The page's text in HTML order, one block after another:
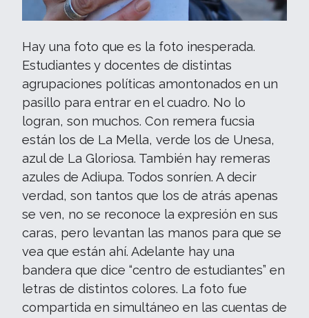
Hay una foto que es la foto inesperada.
Estudiantes y docentes de distintas
agrupaciones políticas amontonados en un
pasillo para entrar en el cuadro. No lo
logran, son muchos. Con remera fucsia
están los de La Mella, verde los de Unesa,
azul de La Gloriosa. También hay remeras
azules de Adiupa. Todos sonríen. A decir
verdad, son tantos que los de atrás apenas
se ven, no se reconoce la expresión en sus
caras, pero levantan las manos para que se
vea que están ahí. Adelante hay una
bandera que dice “centro de estudiantes” en
letras de distintos colores. La foto fue
compartida en simultáneo en las cuentas de